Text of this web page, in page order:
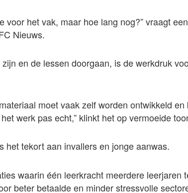
voor het vak, maar hoe lang nog?” vraagt
Nieuws.
en de lessen doorgaan, is de werkdruk
moet vaak zelf worden ontwikkeld
werk pas echt,” klinkt het op vermoeide
het tekort aan invallers en jonge aanwas.
waarin één leerkracht meerdere leerjaren
beter betaalde en minder stressvolle